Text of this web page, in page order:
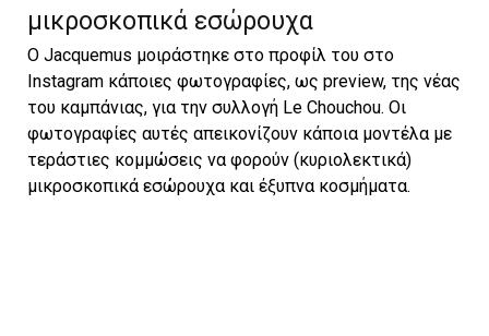
μικροσκοπικά εσώρουχα
Ο Jacquemus μοιράστηκε στο προφίλ του στο
Instagram κάποιες φωτογραφίες, ως preview, της νέας
του καμπάνιας, για την συλλογή Le Chouchou. Oι
φωτογραφίες αυτές απεικονίζουν κάποια μοντέλα με
τεράστιες κομμώσεις να φορούν (κυριολεκτικά)
μικροσκοπικά εσώρουχα και έξυπνα κοσμήματα.